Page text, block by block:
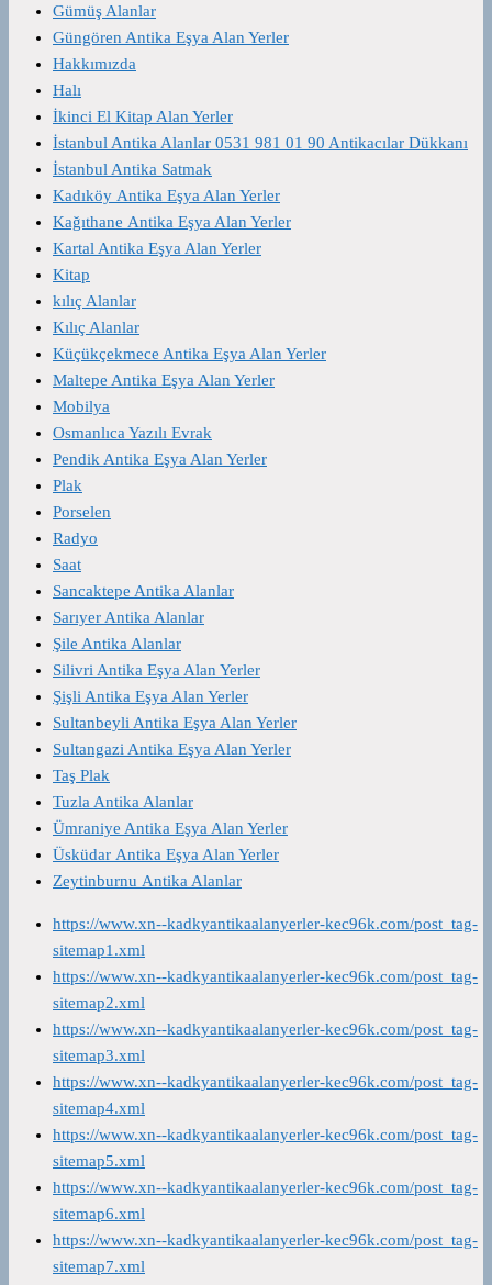
Gümüş Alanlar
Güngören Antika Eşya Alan Yerler
Hakkımızda
Halı
İkinci El Kitap Alan Yerler
İstanbul Antika Alanlar 0531 981 01 90 Antikacılar Dükkanı
İstanbul Antika Satmak
Kadıköy Antika Eşya Alan Yerler
Kağıthane Antika Eşya Alan Yerler
Kartal Antika Eşya Alan Yerler
Kitap
kılıç Alanlar
Kılıç Alanlar
Küçükçekmece Antika Eşya Alan Yerler
Maltepe Antika Eşya Alan Yerler
Mobilya
Osmanlıca Yazılı Evrak
Pendik Antika Eşya Alan Yerler
Plak
Porselen
Radyo
Saat
Sancaktepe Antika Alanlar
Sarıyer Antika Alanlar
Şile Antika Alanlar
Silivri Antika Eşya Alan Yerler
Şişli Antika Eşya Alan Yerler
Sultanbeyli Antika Eşya Alan Yerler
Sultangazi Antika Eşya Alan Yerler
Taş Plak
Tuzla Antika Alanlar
Ümraniye Antika Eşya Alan Yerler
Üsküdar Antika Eşya Alan Yerler
Zeytinburnu Antika Alanlar
https://www.xn--kadkyantikaalanyerler-kec96k.com/post_tag-
sitemap1.xml
https://www.xn--kadkyantikaalanyerler-kec96k.com/post_tag-
sitemap2.xml
https://www.xn--kadkyantikaalanyerler-kec96k.com/post_tag-
sitemap3.xml
https://www.xn--kadkyantikaalanyerler-kec96k.com/post_tag-
sitemap4.xml
https://www.xn--kadkyantikaalanyerler-kec96k.com/post_tag-
sitemap5.xml
https://www.xn--kadkyantikaalanyerler-kec96k.com/post_tag-
sitemap6.xml
https://www.xn--kadkyantikaalanyerler-kec96k.com/post_tag-
sitemap7.xml